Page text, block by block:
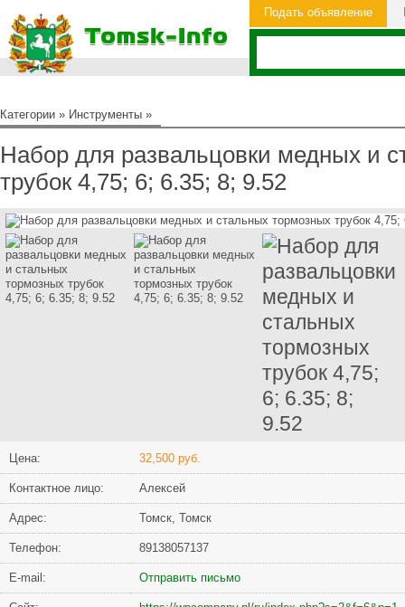
Подать объявление
Категории » Инструменты »
Набор для развальцовки медных и
трубок 4,75; 6; 6.35; 8; 9.52
Цена: 32,500 руб.
Контактное лицо: Алексей
Адрес: Томск, Томск
Телефон: 89138057137
Е-mail: Отправить письмо